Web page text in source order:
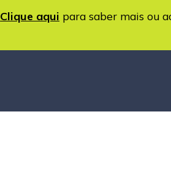
Clique aqui para saber mais ou